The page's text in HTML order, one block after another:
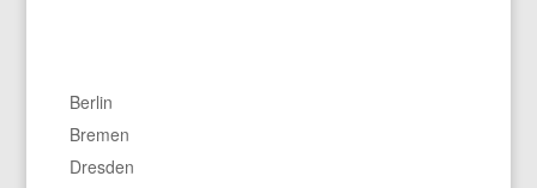
Berlin
Bremen
Dresden